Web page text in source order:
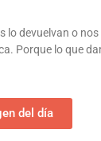
lo devuelvan o
Porque lo que
del día